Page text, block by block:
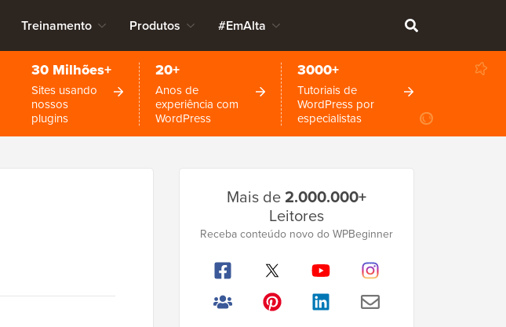
Treinamento Produtos #EmAlta
30 Milhões+
Sites usando
nossos
plugins
20+
Anos de
experiência com
WordPress
3000+
Tutoriais de
WordPress por
especialistas
Lateral
Principal
Mais de2.000.000+
Leitores
Receba conteúdo novo do WPBeginner